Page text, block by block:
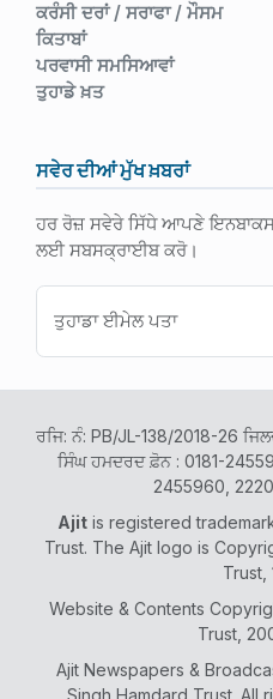
ਕਰੰਸੀ ਦਰਾਂ / ਸਰਾਫਾ / ਮੌਸਮ
ਕਿਤਾਬਾਂ
ਪਰਵਾਸੀ ਸਮਸਿਆਵਾਂ
ਤੁਹਾਡੇ ਖ਼ਤ
ਸਵੇਰ ਦੀਆਂ ਮੁੱਖ ਖ਼ਬਰਾਂ
ਹਰ ਰੋਜ਼ ਸਵੇਰੇ ਸਿੱਧੇ ਆਪਣੇ
ਲਈ ਸਬਸਕ੍ਰਾਈਬ ਕਰੋ।
ਰਜਿ: ਨੰ: PB/JL-138/2018-26
ਸਿੰਘ ਹਮਦਰਦ ਫ਼ੋਨ : 0181-
2455960,
Ajit is registered
Trust. The Ajit logo is
Trust,
Website & Contents
Trust,
Ajit Newspapers &
Singh Hamdard Trust. All